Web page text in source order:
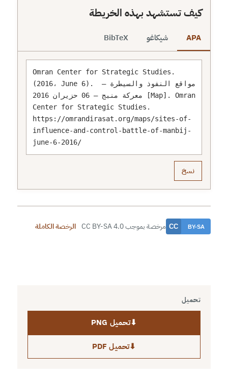
كيف تستشهد بهذه الخريطة
APA شيكاغو BibTeX
Omran Center for Strategic Studies.
(2016، June 6). مواقع النفوذ والسيطرة –
معركة منبج – 06 حزيران 2016 [Map]. Omran
Center for Strategic Studies.
https://omrandirasat.org/maps/sites-of-
influence-and-control-battle-of-manbij-
june-6-2016/
نسخ
مرخصة بموجب CC BY-SA 4.0 الرخصة الكاملة
تحميل
⬇تحميل PNG
⬇تحميل PDF